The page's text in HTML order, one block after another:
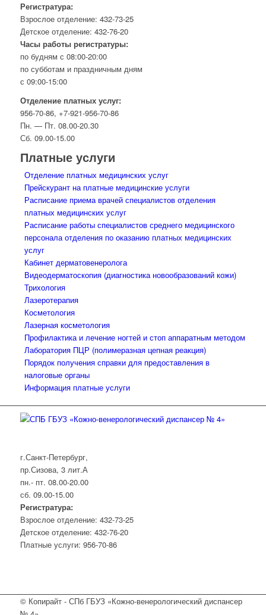
Регистратура:
Взрослое отделение: 432-73-25
Детское отделение: 432-76-20
Часы работы регистратуры:
по будням с 08:00-20:00
по субботам и праздничным дням
с 09:00-15:00
Отделение платных услуг:
956-70-86, +7-921-956-70-86
Пн. — Пт. 08.00-20.30
Сб. 09.00-15.00
Платные услуги
Отделение платных медицинских услуг
Прейскурант на платные медицинские услуги
Расписание приема врачей специалистов отделения
платных медицинских услуг
Расписание работы специалистов среднего медицинского
персонала отделения по оказанию платных медицинских
услуг
Кабинет дерматовенеролога
Видеодерматоскопия (диагностика новообразований кожи)
Трихология
Лазеротерапия
Косметология
Лазерная косметология
Профилактика и лечение ногтей и стоп аппаратным методом
Лаборатория ПЦР (полимеразная цепная реакция)
Порядок получения справки для предоставления в
налоговые органы
Информация платные услуги
г.Санкт-Петербург,
пр.Сизова, 3 лит.А
пн.- пт. 08.00-20.00
сб. 09.00-15.00
Регистратура:
Взрослое отделение: 432-73-25
Детское отделение: 432-76-20
Платные услуги: 956-70-86
© Копирайт - СПб ГБУЗ «Кожно-венерологический диспансер